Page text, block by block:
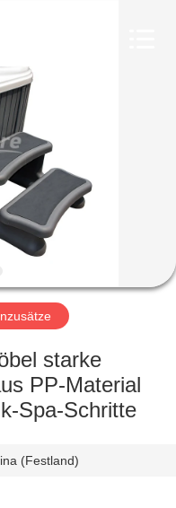
starke
PP-Material
Spa-Schritte
(Festland)